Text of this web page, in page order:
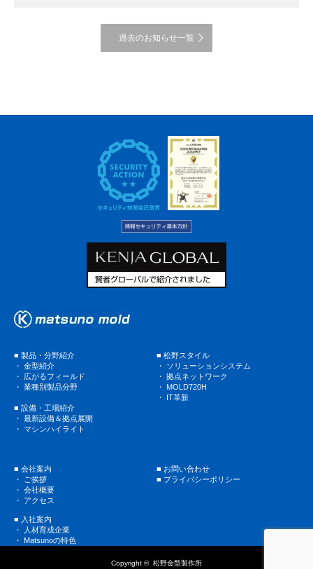
過去のお知らせ一覧
■ 製品・分野紹介 ■ 松野スタイル
・ 金型紹介 ・
ソリューションシステム
・ 広がるフィールド ・ 拠点ネットワーク
・ 業種別製品分野 ・ MOLD720H
・ IT革新
■ 設備・工場紹介
・ 最新設備＆拠点展開
・ マシンハイライト
■ 会社案内 ■ お問い合わせ
・
ご挨拶 ■ プライバシーポリシー
・ 会社概要
・ アクセス
■ 入社案内
・
人材育成企業
・ Matsunoの特色
Copyright © 松野金型製作所